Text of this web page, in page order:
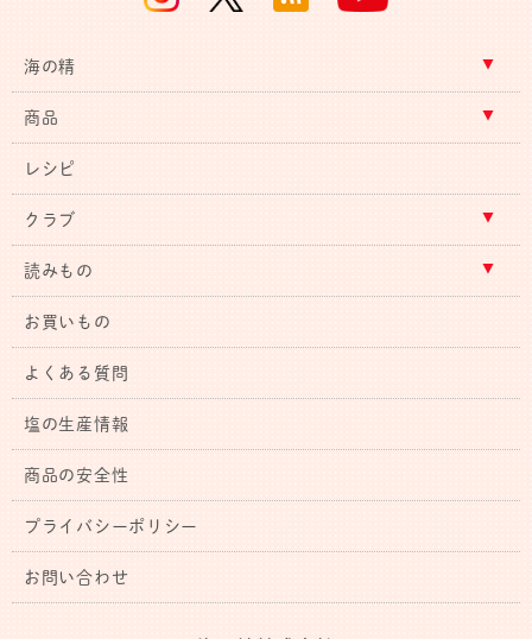
海の精
商品
レシピ
クラブ
読みもの
お買いもの
よくある質問
塩の生産情報
商品の安全性
プライバシーポリシー
お問い合わせ